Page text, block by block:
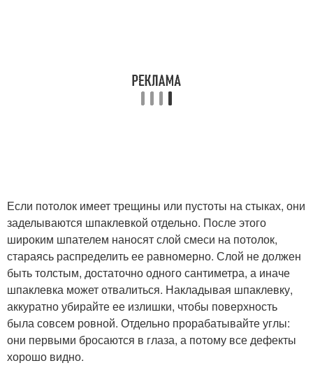
Если потолок имеет трещины или пустоты на стыках, они
заделываются шпаклевкой отдельно. После этого
широким шпателем наносят слой смеси на потолок,
стараясь распределить ее равномерно. Слой не должен
быть толстым, достаточно одного сантиметра, а иначе
шпаклевка может отвалиться. Накладывая шпаклевку,
аккуратно убирайте ее излишки, чтобы поверхность
была совсем ровной. Отдельно прорабатывайте углы:
они первыми бросаются в глаза, а потому все дефекты
хорошо видно.